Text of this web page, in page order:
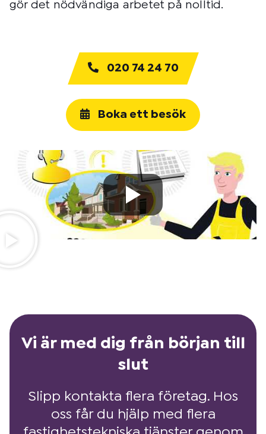
gör det nödvändiga arbetet på nolltid.
020 74 24 70
Boka ett besök
Vi är med dig från början till
slut
Slipp kontakta flera företag. Hos
oss får du hjälp med flera